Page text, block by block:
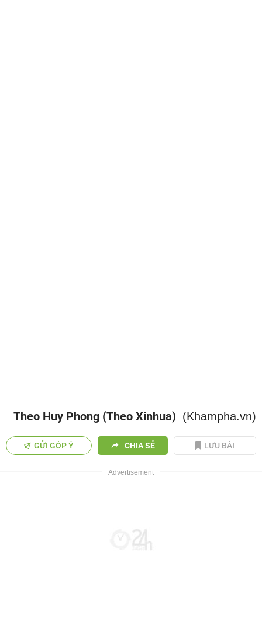
Theo Huy Phong (Theo Xinhua) (Khampha.vn)
GỬI GÓP Ý CHIA SẺ LƯU BÀI